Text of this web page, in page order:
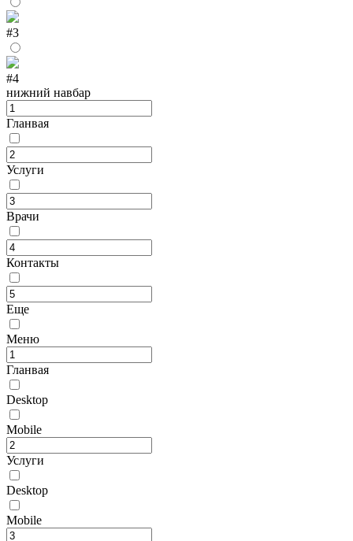
#3
#4
нижний навбар
Гланвая
Услуги
Врачи
Контакты
Еще
Меню
Гланвая
Desktop
Mobile
Услуги
Desktop
Mobile